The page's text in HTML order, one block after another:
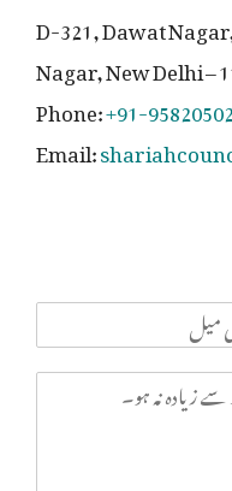
D-321, Dawat
Nagar, New Delhi –
Phone:+91-
Email: